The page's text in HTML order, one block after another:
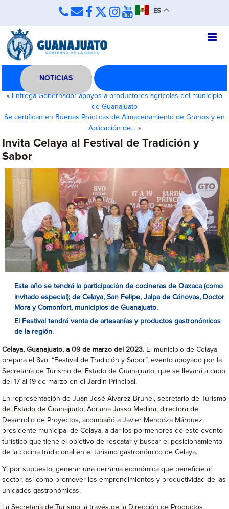
ES
NOTICIAS
« Entrega Gobernador apoyos a productores agrícolas del municipio
de Guanajuato
Se certifican en Buenas Prácticas de Almacenamiento de Granos y en
Aplicación de… »
Invita Celaya al Festival de Tradición y
Sabor
Este año se tendrá la participación de cocineras de Oaxaca (como
invitado especial); de Celaya, San Felipe, Jalpa de Cánovas, Doctor
Mora y Comonfort, municipios de Guanajuato.
El Festival tendrá venta de artesanías y productos gastronómicos
de la región.
Celaya, Guanajuato, a 09 de marzo del 2023. El municipio de Celaya
prepara el 8vo. “Festival de Tradición y Sabor”, evento apoyado por la
Secretaría de Turismo del Estado de Guanajuato, que se llevará a cabo
del 17 al 19 de marzo en el Jardín Principal.
En representación de Juan José Álvarez Brunel, secretario de Turismo
del Estado de Guanajuato, Adriana Jasso Medina, directora de
Desarrollo de Proyectos, acompañó a Javier Mendoza Márquez,
presidente municipal de Celaya, a dar los pormenores de este evento
turístico que tiene el objetivo de rescatar y buscar el posicionamiento
de la cocina tradicional en el turismo gastronómico de Celaya.
Y, por supuesto, generar una derrama económica que beneficie al
sector, así como promover los emprendimientos y productividad de las
unidades gastronómicas.
La Secretaría de Turismo, a través de la Dirección de Productos